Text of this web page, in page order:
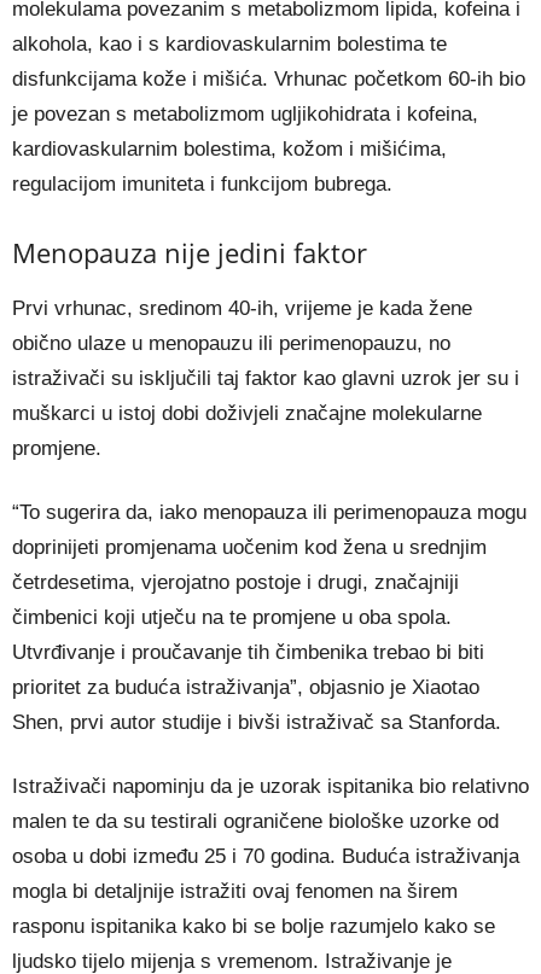
molekulama povezanim s metabolizmom lipida, kofeina i
alkohola, kao i s kardiovaskularnim bolestima te
disfunkcijama kože i mišića. Vrhunac početkom 60-ih bio
je povezan s metabolizmom ugljikohidrata i kofeina,
kardiovaskularnim bolestima, kožom i mišićima,
regulacijom imuniteta i funkcijom bubrega.
Menopauza nije jedini faktor
Prvi vrhunac, sredinom 40-ih, vrijeme je kada žene
obično ulaze u menopauzu ili perimenopauzu, no
istraživači su isključili taj faktor kao glavni uzrok jer su i
muškarci u istoj dobi doživjeli značajne molekularne
promjene.
“To sugerira da, iako menopauza ili perimenopauza mogu
doprinijeti promjenama uočenim kod žena u srednjim
četrdesetima, vjerojatno postoje i drugi, značajniji
čimbenici koji utječu na te promjene u oba spola.
Utvrđivanje i proučavanje tih čimbenika trebao bi biti
prioritet za buduća istraživanja”, objasnio je Xiaotao
Shen, prvi autor studije i bivši istraživač sa Stanforda.
Istraživači napominju da je uzorak ispitanika bio relativno
malen te da su testirali ograničene biološke uzorke od
osoba u dobi između 25 i 70 godina. Buduća istraživanja
mogla bi detaljnije istražiti ovaj fenomen na širem
rasponu ispitanika kako bi se bolje razumjelo kako se
ljudsko tijelo mijenja s vremenom. Istraživanje je